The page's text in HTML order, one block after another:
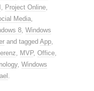
, Project Online,
Media,
8, Windows
and tagged App,
, MVP, Office,
, Windows
.